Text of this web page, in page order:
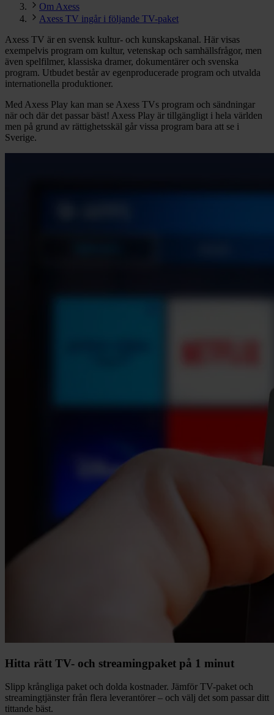
Om Axess
Axess TV ingår i följande TV-paket
Axess TV är en svensk kultur- och kunskapskanal. Här visas
exempelvis program om kultur, vetenskap och samhällsfrågor, men
även spelfilmer, klassiska dramer, dokumentärer och svenska
program. Utbudet består av egenproducerade program och utvalda
internationella produktioner.
Med Axess Play kan man se Axess TVs program och sändningar
när och där det passar bäst! Axess Play är tillgängligt i hela världen
men på grund av rättighetsskäl går vissa program bara att se i
Sverige.
Hitta rätt TV- och streamingpaket på 1 minut
Slipp krångliga paket och dolda kostnader. Jämför TV-paket och
streamingtjänster från flera leverantörer – och välj det som passar ditt
tittande bäst.